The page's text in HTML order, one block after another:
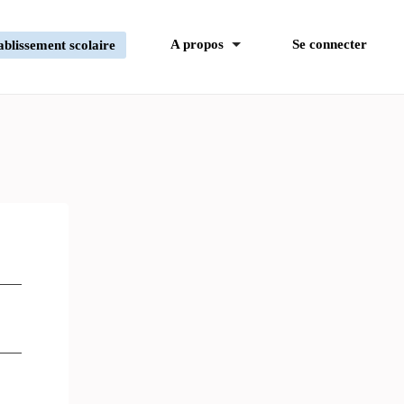
scolaire A propos Se connecter